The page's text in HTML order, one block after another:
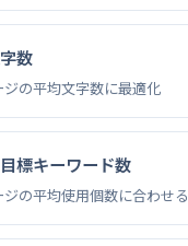
数
の平均文字数に最適化
標キーワード数
の平均使用個数に合わせる